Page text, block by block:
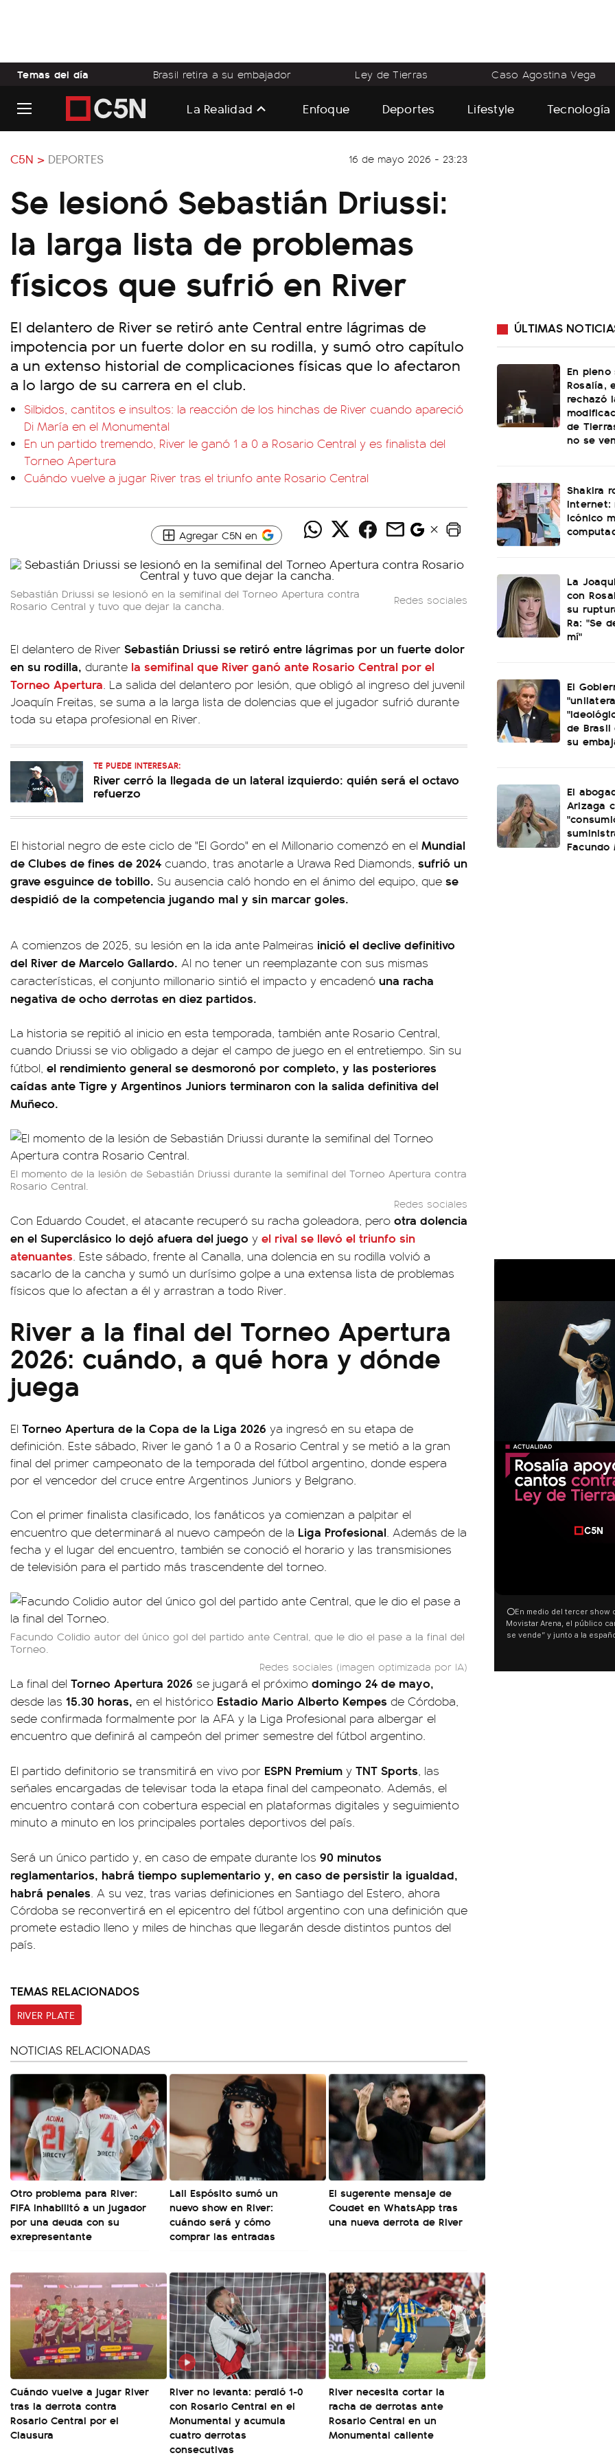
Temas del día Brasil retira a su embajador Ley de Tierras Caso Agostina Vega
La Realidad Enfoque Deportes Lifestyle Tecnología
C5N > DEPORTES 16 de mayo 2026 - 23:23
Se lesionó Sebastián Driussi:
la larga lista de problemas
físicos que sufrió en River
El delantero de River se retiró ante Central entre lágrimas de
impotencia por un fuerte dolor en su rodilla, y sumó otro capítulo
a un extenso historial de complicaciones físicas que lo afectaron
a lo largo de su carrera en el club.
Silbidos, cantitos e insultos: la reacción de los hinchas de River cuando apareció
Di María en el Monumental
En un partido tremendo, River le ganó 1 a 0 a Rosario Central y es finalista del
Torneo Apertura
Cuándo vuelve a jugar River tras el triunfo ante Rosario Central
Agregar C5N en
Sebastián Driussi se lesionó en la semifinal del Torneo Apertura contra
Rosario Central y tuvo que dejar la cancha.
Redes sociales
El delantero de River Sebastián Driussi se retiró entre lágrimas por un fuerte dolor
en su rodilla, durante la semifinal que River ganó ante Rosario Central por el
Torneo Apertura. La salida del delantero por lesión, que obligó al ingreso del juvenil
Joaquín Freitas, se suma a la larga lista de dolencias que el jugador sufrió durante
toda su etapa profesional en River.
TE PUEDE INTERESAR:
River cerró la llegada de un lateral izquierdo: quién será el octavo
refuerzo
El historial negro de este ciclo de "El Gordo" en el Millonario comenzó en el Mundial
de Clubes de fines de 2024 cuando, tras anotarle a Urawa Red Diamonds, sufrió un
grave esguince de tobillo. Su ausencia caló hondo en el ánimo del equipo, que se
despidió de la competencia jugando mal y sin marcar goles.
A comienzos de 2025, su lesión en la ida ante Palmeiras inició el declive definitivo
del River de Marcelo Gallardo. Al no tener un reemplazante con sus mismas
características, el conjunto millonario sintió el impacto y encadenó una racha
negativa de ocho derrotas en diez partidos.
La historia se repitió al inicio en esta temporada, también ante Rosario Central,
cuando Driussi se vio obligado a dejar el campo de juego en el entretiempo. Sin su
fútbol, el rendimiento general se desmoronó por completo, y las posteriores
caídas ante Tigre y Argentinos Juniors terminaron con la salida definitiva del
Muñeco.
El momento de la lesión de Sebastián Driussi durante la semifinal del Torneo Apertura contra
Rosario Central.
Redes sociales
Con Eduardo Coudet, el atacante recuperó su racha goleadora, pero otra dolencia
en el Superclásico lo dejó afuera del juego y el rival se llevó el triunfo sin
atenuantes. Este sábado, frente al Canalla, una dolencia en su rodilla volvió a
sacarlo de la cancha y sumó un durísimo golpe a una extensa lista de problemas
físicos que lo afectan a él y arrastran a todo River.
River a la final del Torneo Apertura
2026: cuándo, a qué hora y dónde
juega
El Torneo Apertura de la Copa de la Liga 2026 ya ingresó en su etapa de
definición. Este sábado, River le ganó 1 a 0 a Rosario Central y se metió a la gran
final del primer campeonato de la temporada del fútbol argentino, donde espera
por el vencedor del cruce entre Argentinos Juniors y Belgrano.
Con el primer finalista clasificado, los fanáticos ya comienzan a palpitar el
encuentro que determinará al nuevo campeón de la Liga Profesional. Además de la
fecha y el lugar del encuentro, también se conoció el horario y las transmisiones
de televisión para el partido más trascendente del torneo.
Facundo Colidio autor del único gol del partido ante Central, que le dio el pase a la final del
Torneo.
Redes sociales (imagen optimizada por IA)
La final del Torneo Apertura 2026 se jugará el próximo domingo 24 de mayo,
desde las 15.30 horas, en el histórico Estadio Mario Alberto Kempes de Córdoba,
sede confirmada formalmente por la AFA y la Liga Profesional para albergar el
encuentro que definirá al campeón del primer semestre del fútbol argentino.
El partido definitorio se transmitirá en vivo por ESPN Premium y TNT Sports, las
señales encargadas de televisar toda la etapa final del campeonato. Además, el
encuentro contará con cobertura especial en plataformas digitales y seguimiento
minuto a minuto en los principales portales deportivos del país.
Será un único partido y, en caso de empate durante los 90 minutos
reglamentarios, habrá tiempo suplementario y, en caso de persistir la igualdad,
habrá penales. A su vez, tras varias definiciones en Santiago del Estero, ahora
Córdoba se reconvertirá en el epicentro del fútbol argentino con una definición que
promete estadio lleno y miles de hinchas que llegarán desde distintos puntos del
país.
TEMAS RELACIONADOS
RIVER PLATE
NOTICIAS RELACIONADAS
Otro problema para River:
FIFA inhabilitó a un jugador
por una deuda con su
exrepresentante
Lali Espósito sumó un
nuevo show en River:
cuándo será y cómo
comprar las entradas
El sugerente mensaje de
Coudet en WhatsApp tras
una nueva derrota de River
Cuándo vuelve a jugar River
tras la derrota contra
Rosario Central por el
Clausura
River no levanta: perdió 1-0
con Rosario Central en el
Monumental y acumula
cuatro derrotas
consecutivas
River necesita cortar la
racha de derrotas ante
Rosario Central en un
Monumental caliente
ÚLTIMAS
En
Rosalía,
rechazó
de
no se
Shakira
internet:
icónico
La
con
su
Ra: "Se
mí"
El
de
su
El
Arizaga
Facundo
⭕En medio del tercer show
Movistar Arena, el público
se vende” y junto a la